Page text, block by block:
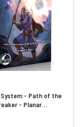
System - Path of the
- Planar